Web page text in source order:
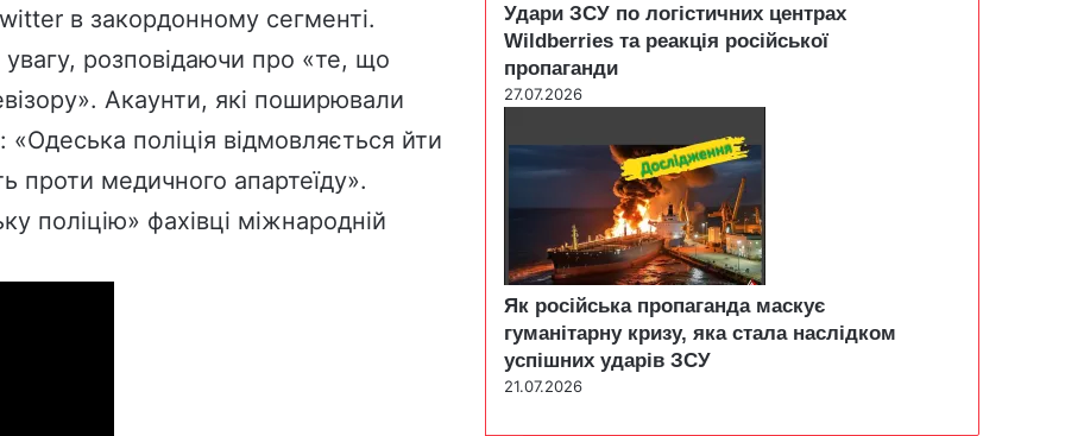
в закордонному сегменті.
увагу, розповідаючи про «те, що
Акаунти, які поширювали
поліція відмовляється йти
проти медичного апартеїду».
поліцію» фахівці міжнародній
Удари ЗСУ по логістичних центрах
Wildberries та реакція російської
пропаганди
27.07.2026
Як російська пропаганда маскує
гуманітарну кризу, яка стала наслідком
успішних ударів ЗСУ
21.07.2026